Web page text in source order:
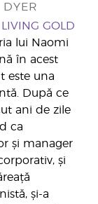
GOLD
lui Naomi
în acest
este una
După ce
ani de zile
ca
și manager
și
și-a